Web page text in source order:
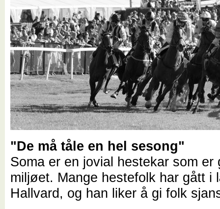
"De må tåle en hel sesong"
Soma er en jovial hestekar som er
miljøet. Mange hestefolk har gått i
Hallvard, og han liker å gi folk